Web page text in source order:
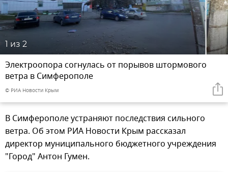
1 из 2
Электроопора согнулась от порывов штормового
ветра в Симферополе
© РИА Новости Крым
В Симферополе устраняют последствия сильного
ветра. Об этом РИА Новости Крым рассказал
директор муниципального бюджетного учреждения
"Город" Антон Гумен.